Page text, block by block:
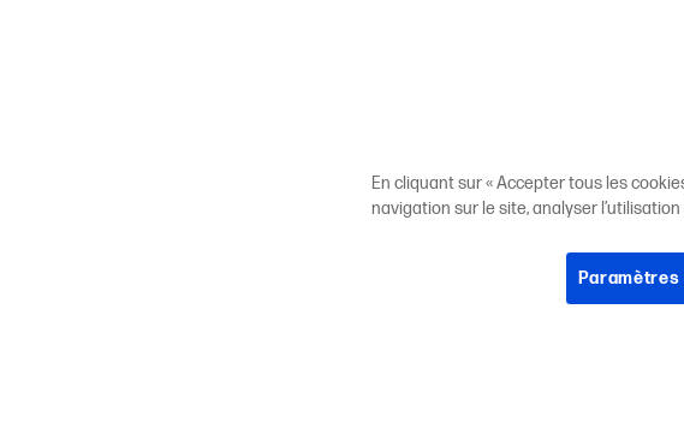
En cliquant sur « Accepter tous les
navigation sur le site, analyser